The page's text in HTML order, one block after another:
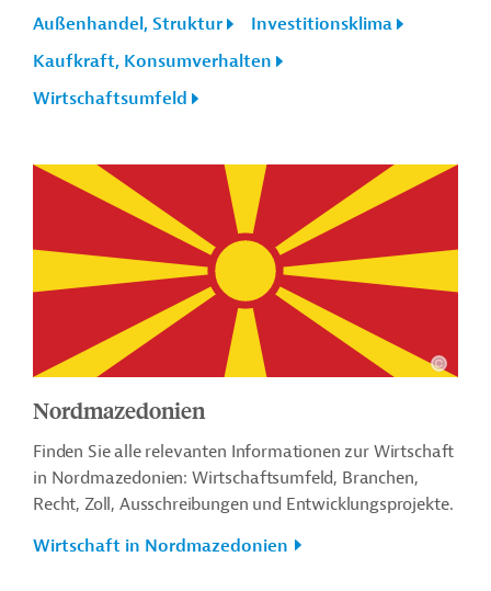
Außenhandel, Struktur
Investitionsklima
Kaufkraft, Konsumverhalten
Wirtschaftsumfeld
Nordmazedonien
Finden Sie alle relevanten Informationen zur Wirtschaft
in Nordmazedonien: Wirtschaftsumfeld, Branchen,
Recht, Zoll, Ausschreibungen und Entwicklungsprojekte.
Wirtschaft in Nordmazedonien